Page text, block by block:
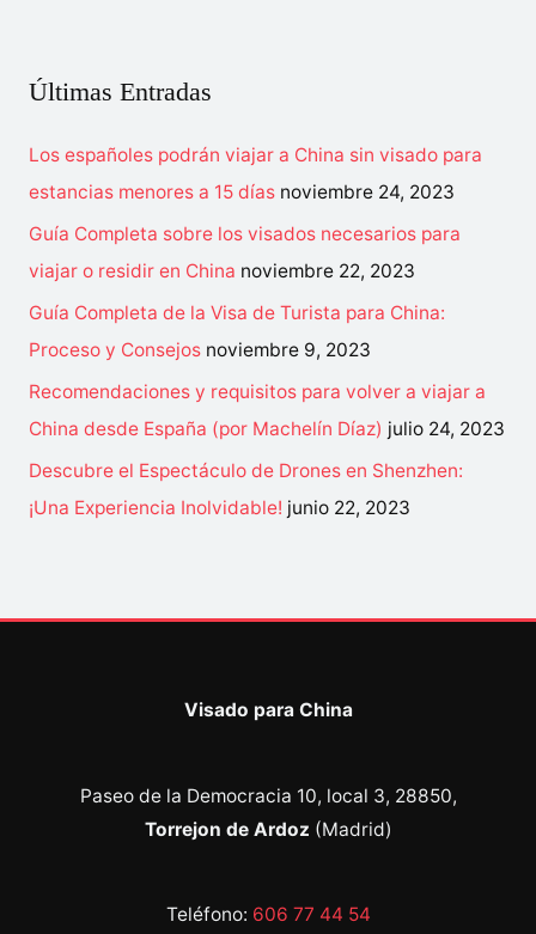
promedio
2023?
p
o
r
Últimas Entradas
Los españoles podrán viajar a China sin visado para
estancias menores a 15 días noviembre 24, 2023
Guía Completa sobre los visados necesarios para
viajar o residir en China noviembre 22, 2023
Guía Completa de la Visa de Turista para China:
Proceso y Consejos noviembre 9, 2023
Recomendaciones y requisitos para volver a viajar a
China desde España (por Machelín Díaz) julio 24, 2023
Descubre el Espectáculo de Drones en Shenzhen:
¡Una Experiencia Inolvidable! junio 22, 2023
Visado para China
Paseo de la Democracia 10, local 3, 28850,
Torrejon de Ardoz (Madrid)
Teléfono: 606 77 44 54